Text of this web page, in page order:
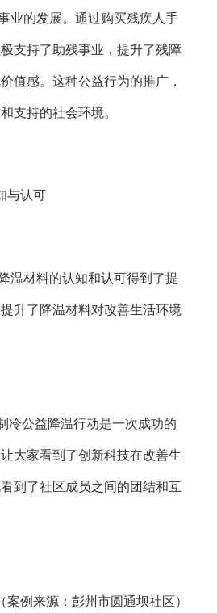
业的发展。通过购买残疾人手
支持了助残事业，提升了残障
值感。这种公益行为的推广，
支持的社会环境。
与认可
温材料的认知和认可得到了提
升了降温材料对改善生活环境
冷公益降温行动是一次成功的
大家看到了创新科技在改善生
到了社区成员之间的团结和互
（案例来源：彭州市圆通坝社区）